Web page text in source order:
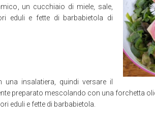
un cucchiaio di miele, sale,
eduli e fette di barbabietola di
una insalatiera, quindi versare il
preparato mescolando con una forchetta
eduli e fette di barbabietola.